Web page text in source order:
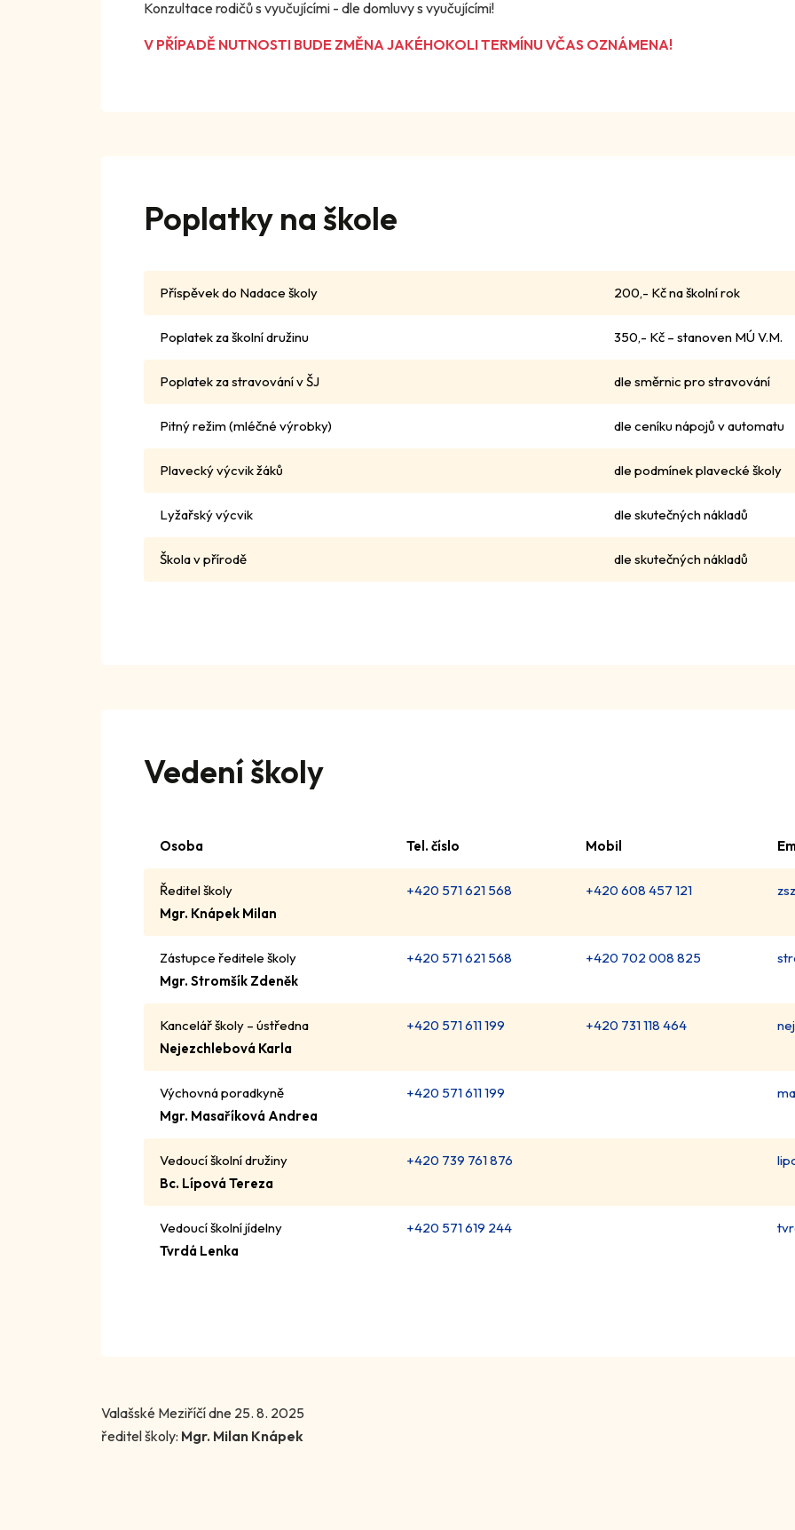
Konzultace rodičů s vyučujícími - dle domluvy s vyučujícími!
V PŘÍPADĚ NUTNOSTI BUDE ZMĚNA JAKÉHOKOLI TERMÍNU VČAS OZNÁMENA!
Poplatky na škole
Příspěvek do Nadace školy 200,- Kč na školní rok
Poplatek za školní družinu 350,- Kč – stanoven MÚ V.M.
Poplatek za stravování v ŠJ dle směrnic pro stravování
Pitný režim (mléčné výrobky) dle ceníku nápojů v automatu
Plavecký výcvik žáků dle podmínek plavecké školy
Lyžařský výcvik dle skutečných nákladů
Škola v přírodě dle skutečných nákladů
Vedení školy
Osoba Tel. číslo Mobil
Ředitel školy
Mgr. Knápek Milan
+420 571 621 568 +420 608 457 121
Zástupce ředitele školy
Mgr. Stromšík Zdeněk
+420 571 621 568 +420 702 008 825
Kancelář školy – ústředna
Nejezchlebová Karla
+420 571 611 199 +420 731 118 464
Výchovná poradkyně
Mgr. Masaříková Andrea
+420 571 611 199
Vedoucí školní družiny
Bc. Lípová Tereza
+420 739 761 876
Vedoucí školní jídelny
Tvrdá Lenka
+420 571 619 244
Valašské Meziříčí dne 25. 8. 2025
ředitel školy: Mgr. Milan Knápek